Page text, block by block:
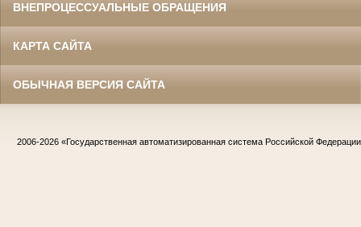
ВНЕПРОЦЕССУАЛЬНЫЕ ОБРАЩЕНИЯ
КАРТА САЙТА
ОБЫЧНАЯ ВЕРСИЯ САЙТА
2006-2026 «Государственная автоматизированная система Российской